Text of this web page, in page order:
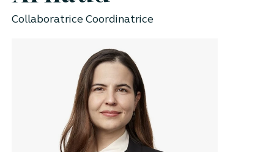
Collaboratrice Coordinatrice